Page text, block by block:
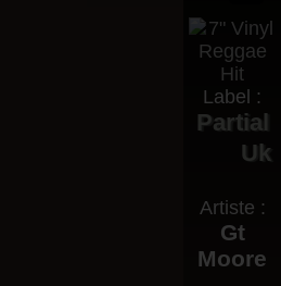
Label :
Partial
Uk
Artiste :
Gt
Moore